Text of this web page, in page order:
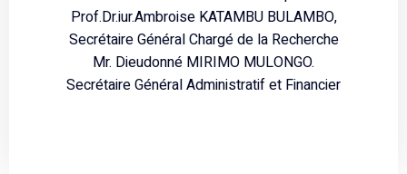
Prof.Dr.iur.Ambroise KATAMBU BULAMBO,
Secrétaire Général Chargé de la Recherche
Mr. Dieudonné MIRIMO MULONGO.
Secrétaire Général Administratif et Financier